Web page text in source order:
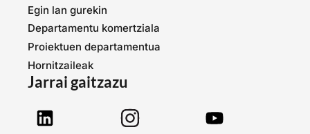
Egin lan gurekin
Departamentu komertziala
Proiektuen departamentua
Hornitzaileak
Jarrai gaitzazu